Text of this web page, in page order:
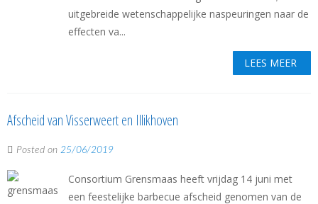
uitgebreide wetenschappelijke naspeuringen naar de
effecten va...
LEES MEER
Afscheid van Visserweert en Illikhoven
Posted on 25/06/2019
Consortium Grensmaas heeft vrijdag 14 juni met
een feestelijke barbecue afscheid genomen van de